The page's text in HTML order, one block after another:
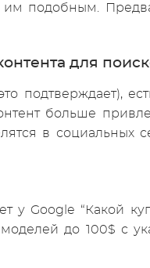
подобным.
для
подтверждает),
больше
в социальных
у Google “Какой
до 100$ с